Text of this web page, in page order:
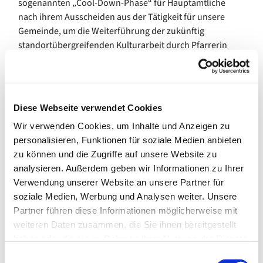
Diese Webseite verwendet Cookies
Wir verwenden Cookies, um Inhalte und Anzeigen zu
personalisieren, Funktionen für soziale Medien anbieten
zu können und die Zugriffe auf unsere Website zu
analysieren. Außerdem geben wir Informationen zu Ihrer
Verwendung unserer Website an unsere Partner für
soziale Medien, Werbung und Analysen weiter. Unsere
Partner führen diese Informationen möglicherweise mit
weiteren Daten zusammen, die Sie ihnen bereitgestellt
sogenannten „Cool-Down-Phase“ für Hauptamtliche
nach ihrem Ausscheiden aus der Tätigkeit für unsere
Gemeinde, um die Weiterführung der zukünftig
standortübergreifenden Kulturarbeit durch Pfarrerin
Im Baubereich gibt es wie immer Baustellen – zukünftige
Großvorhaben Priorität haben in Abwägung begrenzter
Mittel: Cafés oder Treppenhäuser, Dachgeschosse oder
Grundsanierungen. Neue regelmäßige Einnahmen zu
erschließen oder Altbestand kostenaufwändig zu
restaurieren. Der Bau- und der Finanzausschuss werden
gebeten, das noch einmal anhand der konkreten Zahlen
bis zu einer späteren Sitzung abzuwägen.
Verschiedenste Projekte sind anderenorts bereits in
Planung und Umsetzung. Der Öffentlichkeitsausschuss ist